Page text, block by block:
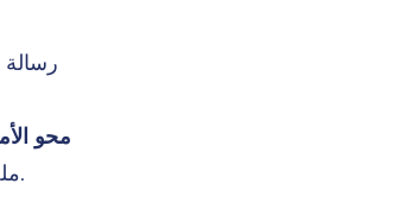
رسالة
محو
ملحق تايمز التعليمي 7.9.07.